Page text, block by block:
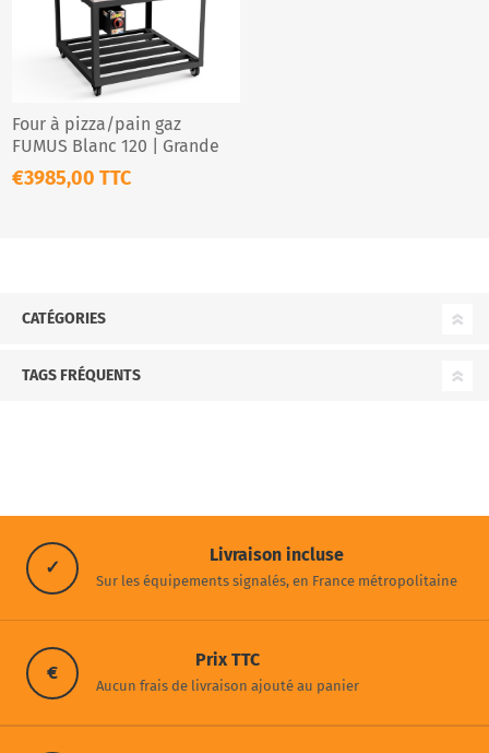
Four à pizza/pain gaz
FUMUS Blanc 120 | Grande
capacité
€3985,00 TTC
CATÉGORIES
TAGS FRÉQUENTS
✓
Livraison incluse
Sur les équipements signalés, en France métropolitaine
€
Prix TTC
Aucun frais de livraison ajouté au panier